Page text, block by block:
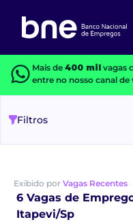
Mais de 400 milvagas
entre no nosso canal de
Filtros
Exibido por Vagas Recentes
6 Vagas de
Itapevi/Sp